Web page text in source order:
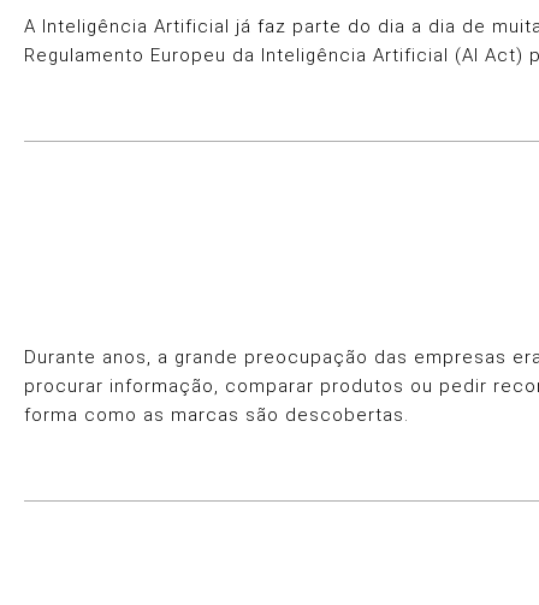
A Inteligência Artificial já faz parte do dia a dia de
Regulamento Europeu da Inteligência Artificial (AI
Durante anos, a grande preocupação das empresas
procurar informação, comparar produtos ou pedir
forma como as marcas são descobertas.